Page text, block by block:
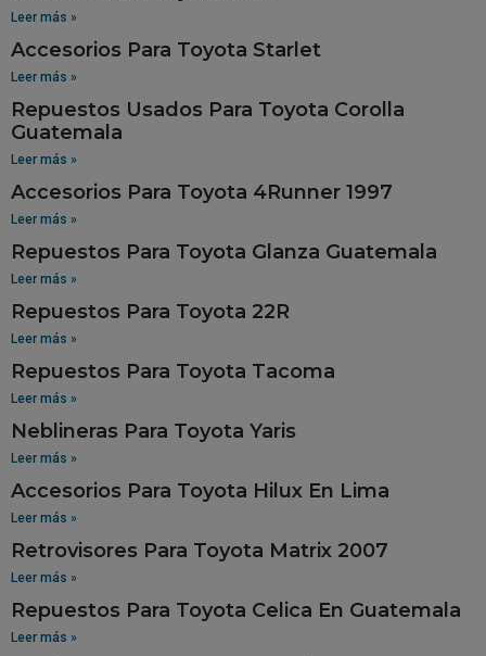
Leer más »
Accesorios Para Toyota Starlet
Leer más »
Repuestos Usados Para Toyota Corolla
Guatemala
Leer más »
Accesorios Para Toyota 4Runner 1997
Leer más »
Repuestos Para Toyota Glanza Guatemala
Leer más »
Repuestos Para Toyota 22R
Leer más »
Repuestos Para Toyota Tacoma
Leer más »
Neblineras Para Toyota Yaris
Leer más »
Accesorios Para Toyota Hilux En Lima
Leer más »
Retrovisores Para Toyota Matrix 2007
Leer más »
Repuestos Para Toyota Celica En Guatemala
Leer más »